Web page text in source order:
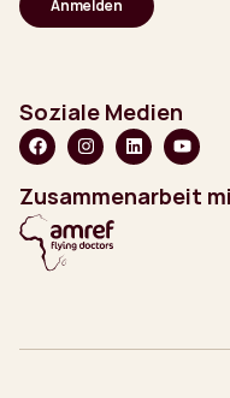
Soziale Medien
Zusammenarbeit